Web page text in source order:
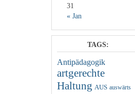
« Jan
31
TAGS:
Antipädagogik
artgerechte
Haltung AUS auswärts